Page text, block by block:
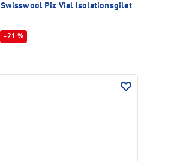
Swisswool Piz Vial Isolationsgilet
-21 %